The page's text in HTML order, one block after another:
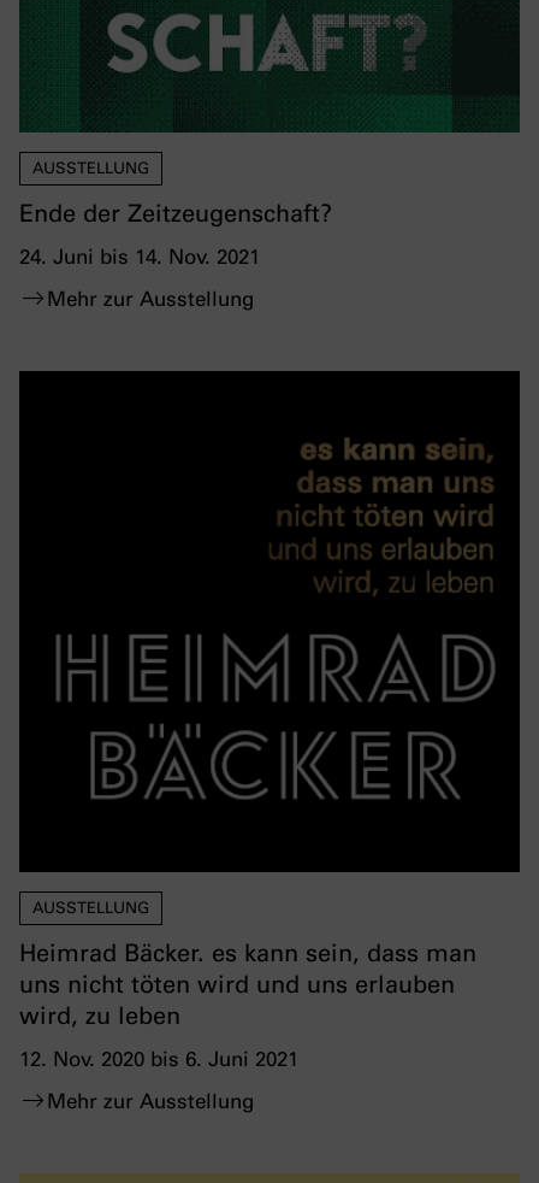
AUSSTELLUNG
Ende der Zeitzeugenschaft?
24. Juni bis 14. Nov. 2021
Mehr zur Ausstellung
AUSSTELLUNG
Heimrad Bäcker. es kann sein, dass man
uns nicht töten wird und uns erlauben
wird, zu leben
12. Nov. 2020 bis 6. Juni 2021
Mehr zur Ausstellung